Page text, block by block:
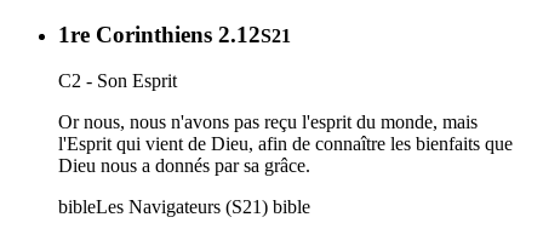
1re Corinthiens 2.12S21
C2 - Son Esprit
Or nous, nous n'avons pas reçu l'esprit du monde, mais
l'Esprit qui vient de Dieu, afin de connaître les bienfaits que
Dieu nous a donnés par sa grâce.
bibleLes Navigateurs (S21) bible